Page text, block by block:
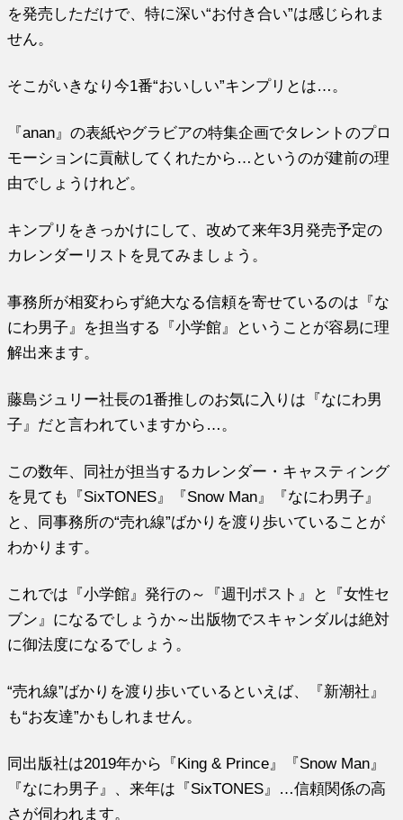
を発売しただけで、特に深い“お付き合い”は感じられま
せん。
そこがいきなり今1番“おいしい”キンプリとは…。
『anan』の表紙やグラビアの特集企画でタレントのプロ
モーションに貢献してくれたから…というのが建前の理
由でしょうけれど。
キンプリをきっかけにして、改めて来年3月発売予定の
カレンダーリストを見てみましょう。
事務所が相変わらず絶大なる信頼を寄せているのは『な
にわ男子』を担当する『小学館』ということが容易に理
解出来ます。
藤島ジュリー社長の1番推しのお気に入りは『なにわ男
子』だと言われていますから…。
この数年、同社が担当するカレンダー・キャスティング
を見ても『SixTONES』『Snow Man』『なにわ男子』
と、同事務所の“売れ線”ばかりを渡り歩いていることが
わかります。
これでは『小学館』発行の～『週刊ポスト』と『女性セ
ブン』になるでしょうか～出版物でスキャンダルは絶対
に御法度になるでしょう。
“売れ線”ばかりを渡り歩いているといえば、『新潮社』
も“お友達”かもしれません。
同出版社は2019年から『King & Prince』『Snow Man』
『なにわ男子』、来年は『SixTONES』…信頼関係の高
さが伺われます。